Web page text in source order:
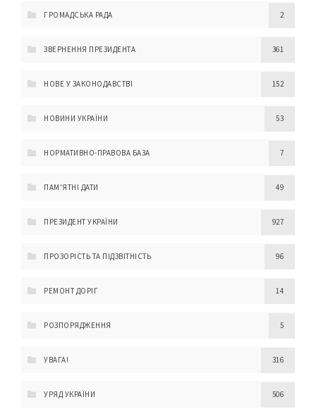
ГРОМАДСЬКА РАДА 2
ЗВЕРНЕННЯ ПРЕЗИДЕНТА 361
НОВЕ У ЗАКОНОДАВСТВІ 152
НОВИНИ УКРАЇНИ 53
НОРМАТИВНО-ПРАВОВА БАЗА 7
ПАМ'ЯТНІ ДАТИ 49
ПРЕЗИДЕНТ УКРАЇНИ 927
ПРОЗОРІСТЬ ТА ПІДЗВІТНІСТЬ 96
РЕМОНТ ДОРІГ 14
РОЗПОРЯДЖЕННЯ 5
УВАГА! 316
УРЯД УКРАЇНИ 506